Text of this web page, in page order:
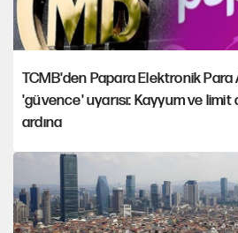
TCMB'den Papara Elektronik Para
'güvence' uyarısı: Kayyum ve limit
ardına